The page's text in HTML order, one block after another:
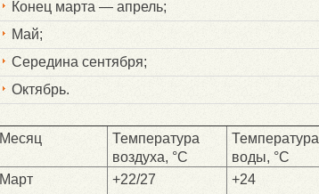
Конец марта — апрель;
Май;
Середина сентября;
Октябрь.
Месяц
Температура
воздуха, °С
Температура
воды, °С
Март +22/27 +24